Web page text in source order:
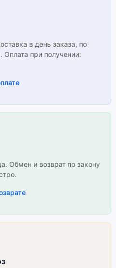
в день заказа, по
при получении:
Обмен и возврат по закону